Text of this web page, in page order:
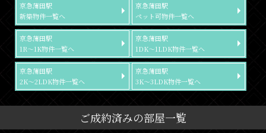
京急蒲田駅
新築物件一覧へ
京急蒲田駅
ペット可物件一覧へ
京急蒲田駅
1R～1K物件一覧へ
京急蒲田駅
1DK～1LDK物件一覧へ
京急蒲田駅
2K～2LDK物件一覧へ
京急蒲田駅
3K～3LDK物件一覧へ
ご成約済みの部屋一覧